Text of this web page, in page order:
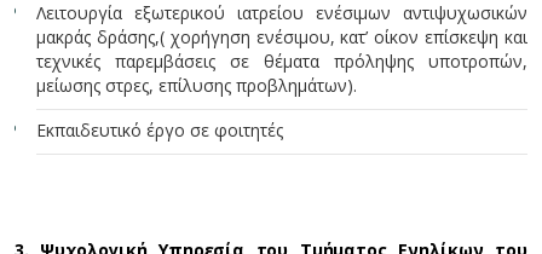
Λειτουργία εξωτερικού ιατρείου ενέσιμων αντιψυχωσικών
μακράς δράσης,( χορήγηση ενέσιμου, κατ’ οίκον επίσκεψη και
τεχνικές παρεμβάσεις σε θέματα πρόληψης υποτροπών,
μείωσης στρες, επίλυσης προβλημάτων).
Εκπαιδευτικό έργο σε φοιτητές